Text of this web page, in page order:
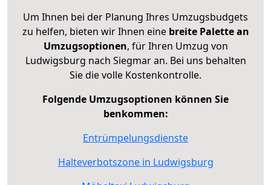
Um Ihnen bei der Planung Ihres Umzugsbudgets
zu helfen, bieten wir Ihnen eine breite Palette an
Umzugsoptionen, für Ihren Umzug von
Ludwigsburg nach Siegmar an. Bei uns behalten
Sie die volle Kostenkontrolle.
Folgende Umzugsoptionen können Sie
benkommen:
Entrümpelungsdienste
Halteverbotszone in Ludwigsburg